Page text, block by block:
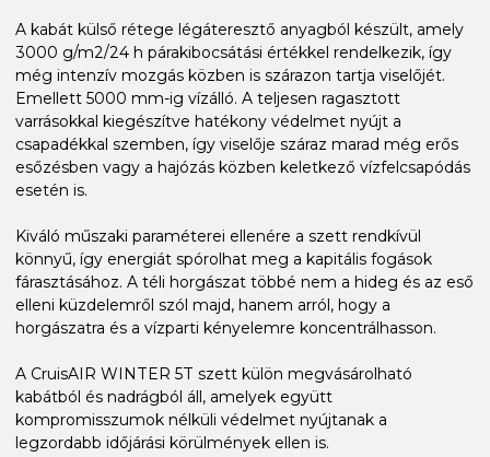
A kabát külső rétege légáteresztő anyagból készült, amely
3000 g/m2/24 h párakibocsátási értékkel rendelkezik, így
még intenzív mozgás közben is szárazon tartja viselőjét.
Emellett 5000 mm-ig vízálló. A teljesen ragasztott
varrásokkal kiegészítve hatékony védelmet nyújt a
csapadékkal szemben, így viselője száraz marad még erős
esőzésben vagy a hajózás közben keletkező vízfelcsapódás
esetén is.
Kiváló műszaki paraméterei ellenére a szett rendkívül
könnyű, így energiát spórolhat meg a kapitális fogások
fárasztásához. A téli horgászat többé nem a hideg és az eső
elleni küzdelemről szól majd, hanem arról, hogy a
horgászatra és a vízparti kényelemre koncentrálhasson.
A CruisAIR WINTER 5T szett külön megvásárolható
kabátból és nadrágból áll, amelyek együtt
kompromisszumok nélküli védelmet nyújtanak a
legzordabb időjárási körülmények ellen is.